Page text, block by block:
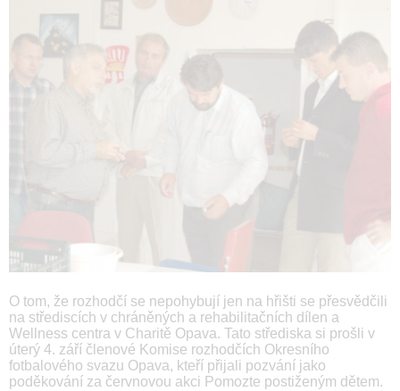
O tom, že rozhodčí se nepohybují jen na hřišti se přesvědčili
na střediscích v chráněných a rehabilitačních dílen a
Wellness centra v Charitě Opava. Tato střediska si prošli v
úterý 4. září členové Komise rozhodčích Okresního
fotbalového svazu Opava, kteří přijali pozvání jako
poděkování za červnovou akci Pomozte postiženým dětem.